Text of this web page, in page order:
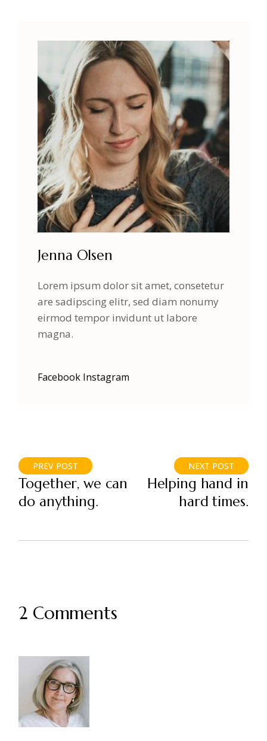
Jenna Olsen
Lorem ipsum dolor sit amet, consetetur
are sadipscing elitr, sed diam nonumy
eirmod tempor invidunt ut labore
magna.
Facebook Instagram
PREV POST
Together, we can
do anything.
NEXT POST
Helping hand in
hard times.
2 Comments